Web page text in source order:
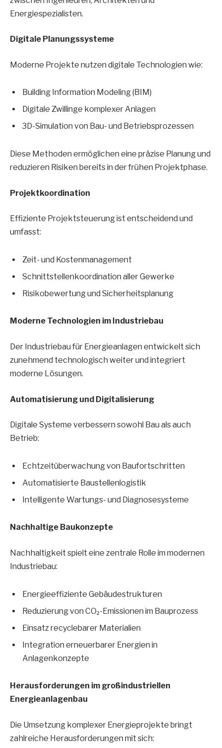
Energiespezialisten.
Digitale Planungssysteme
Moderne Projekte nutzen digitale Technologien wie:
Building Information Modeling (BIM)
Digitale Zwillinge komplexer Anlagen
3D-Simulation von Bau- und Betriebsprozessen
Diese Methoden ermöglichen eine präzise Planung und
reduzieren Risiken bereits in der frühen Projektphase.
Projektkoordination
Effiziente Projektsteuerung ist entscheidend und
umfasst:
Zeit- und Kostenmanagement
Schnittstellenkoordination aller Gewerke
Risikobewertung und Sicherheitsplanung
Moderne Technologien im Industriebau
Der Industriebau für Energieanlagen entwickelt sich
zunehmend technologisch weiter und integriert
moderne Lösungen.
Automatisierung und Digitalisierung
Digitale Systeme verbessern sowohl Bau als auch
Betrieb:
Echtzeitüberwachung von Baufortschritten
Automatisierte Baustellenlogistik
Intelligente Wartungs- und Diagnosesysteme
Nachhaltige Baukonzepte
Nachhaltigkeit spielt eine zentrale Rolle im modernen
Industriebau:
Energieeffiziente Gebäudestrukturen
Reduzierung von CO₂-Emissionen im Bauprozess
Einsatz recyclebarer Materialien
Integration erneuerbarer Energien in
Anlagenkonzepte
Herausforderungen im großindustriellen
Energieanlagenbau
Die Umsetzung komplexer Energieprojekte bringt
zahlreiche Herausforderungen mit sich: